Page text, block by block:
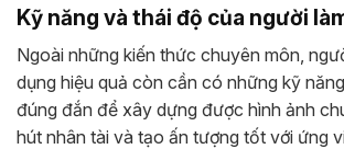
Kỹ năng và thái độ của người
Ngoài những kiến thức chuyên môn,
dụng hiệu quả còn cần có những kỹ
đúng đắn để xây dựng được hình ảnh
hút nhân tài và tạo ấn tượng tốt với ứng